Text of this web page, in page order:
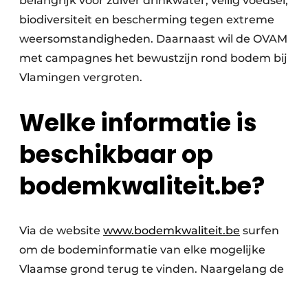
biodiversiteit en bescherming tegen extreme
weersomstandigheden. Daarnaast wil de OVAM
met campagnes het bewustzijn rond bodem bij
Vlamingen vergroten.
Welke informatie is
beschikbaar op
bodemkwaliteit.be?
Via de website www.bodemkwaliteit.be surfen
om de bodeminformatie van elke mogelijke
Vlaamse grond terug te vinden. Naargelang de